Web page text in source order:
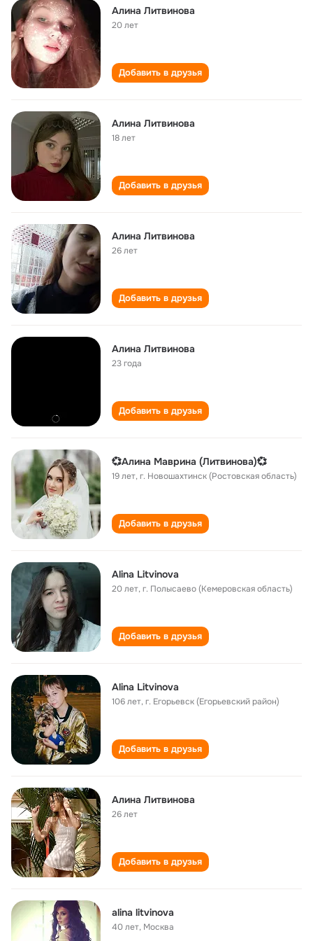
Алина Литвинова
20 лет
Добавить в друзья
Алина Литвинова
18 лет
Добавить в друзья
Алина Литвинова
26 лет
Добавить в друзья
Алина Литвинова
23 года
Добавить в друзья
💞Алина Маврина (Литвинова)💞
19 лет,г. Новошахтинск (Ростовская область)
Добавить в друзья
Alina Litvinova
20 лет,г. Полысаево (Кемеровская область)
Добавить в друзья
Alina Litvinova
106 лет,г. Егорьевск (Егорьевский район)
Добавить в друзья
Алина Литвинова
26 лет
Добавить в друзья
alina litvinova
40 лет, Москва